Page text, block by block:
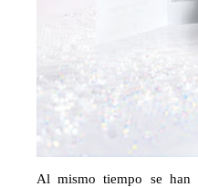
Al mismo tiempo se han